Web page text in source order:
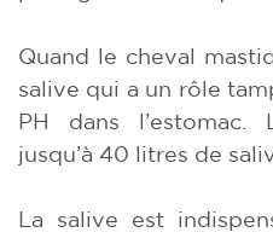
Quand le cheval
salive qui a un rôle
PH dans
jusqu’à 40 litres de
La salive est